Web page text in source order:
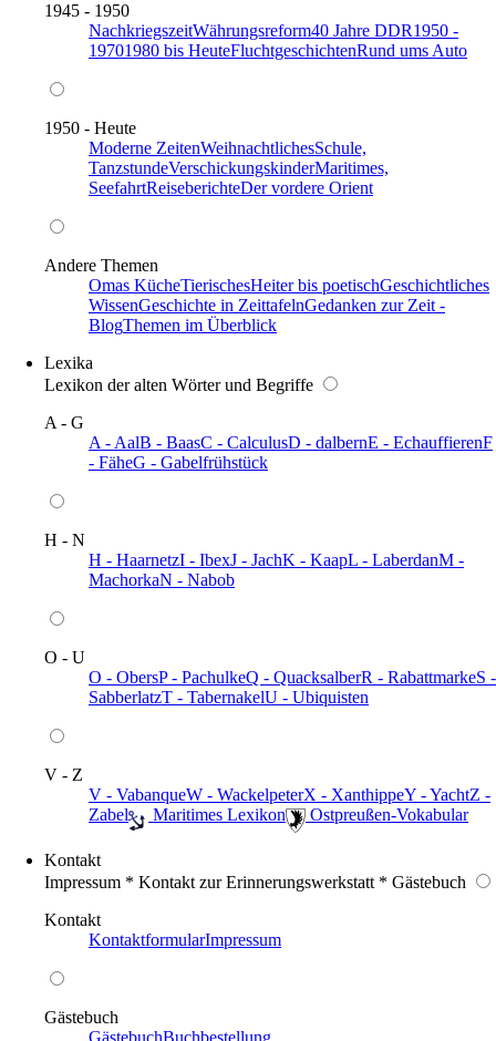
1945 - 1950
NachkriegszeitWährungsreform40 Jahre DDR1950 -
19701980 bis HeuteFluchtgeschichtenRund ums Auto
1950 - Heute
Moderne ZeitenWeihnachtlichesSchule,
TanzstundeVerschickungskinderMaritimes,
SeefahrtReiseberichteDer vordere Orient
Andere Themen
Omas KücheTierischesHeiter bis poetischGeschichtliches
WissenGeschichte in ZeittafelnGedanken zur Zeit -
BlogThemen im Überblick
Lexika
Lexikon der alten Wörter und Begriffe
A - G
A - AalB - BaasC - CalculusD - dalbernE - EchauffierenF
- FäheG - Gabelfrühstück
H - N
H - HaarnetzI - IbexJ - JachK - KaapL - LaberdanM -
MachorkaN - Nabob
O - U
O - ObersP - PachulkeQ - QuacksalberR - RabattmarkeS -
SabberlatzT - TabernakelU - Ubiquisten
V - Z
V - VabanqueW - WackelpeterX - XanthippeY - YachtZ -
Zabel
️ Maritimes Lexikon ️ Ostpreußen-Vokabular
Kontakt
Impressum * Kontakt zur Erinnerungswerkstatt * Gästebuch
Kontakt
KontaktformularImpressum
Gästebuch